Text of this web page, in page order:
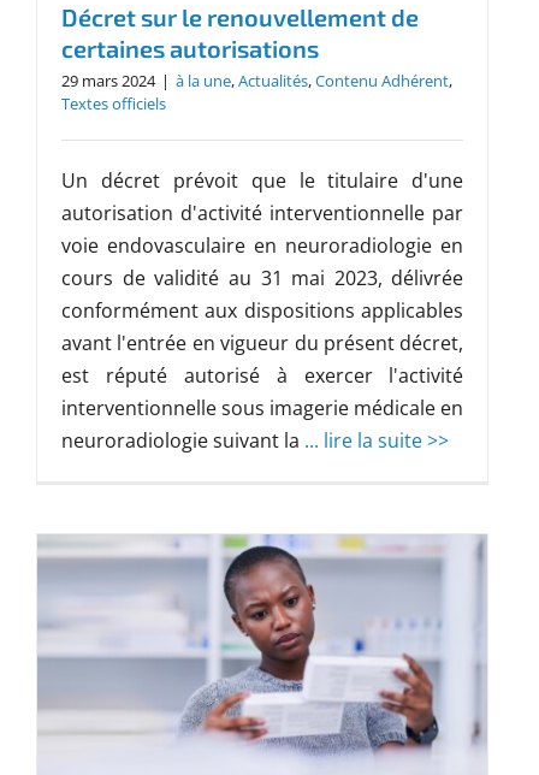
Décret sur le renouvellement de
certaines autorisations
29 mars 2024 | à la une,Actualités,Contenu Adhérent,
Textes officiels
Un décret prévoit que le titulaire d'une
autorisation d'activité interventionnelle par
voie endovasculaire en neuroradiologie en
cours de validité au 31 mai 2023, délivrée
conformément aux dispositions applicables
avant l'entrée en vigueur du présent décret,
est réputé autorisé à exercer l'activité
interventionnelle sous imagerie médicale en
neuroradiologie suivant la ... lire la suite >>